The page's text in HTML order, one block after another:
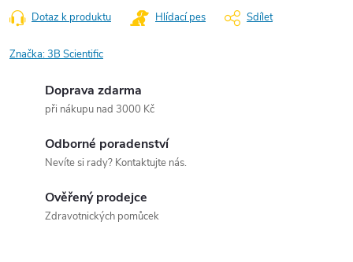
Dotaz k produktu Hlídací pes Sdílet
Značka:3B Scientific
Doprava zdarma
při nákupu nad 3000 Kč
Odborné poradenství
Nevíte si rady? Kontaktujte nás.
Ověřený prodejce
Zdravotnických pomůcek